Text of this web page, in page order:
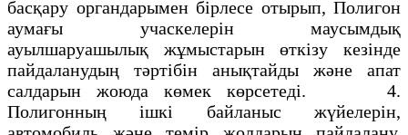
басқару органдарымен бірлесе отырып, Полигон
аумағы учаскелерін маусымдық
ауылшаруашылық жұмыстарын өткізу кезінде
пайдаланудың тәртібін анықтайды және апат
салдарын жоюда көмек көрсетеді. 4.
Полигонның ішкі байланыс жүйелерін,